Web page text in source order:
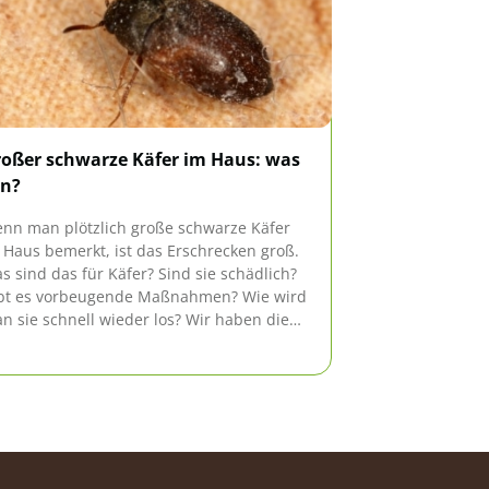
schwarze Käfer im Haus: was
man plötzlich große schwarze Käfer
bemerkt, ist das Erschrecken groß.
sind das für Käfer? Sind sie schädlich?
es vorbeugende Maßnahmen? Wie wird
sie schnell wieder los? Wir haben die